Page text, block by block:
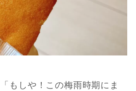
もしや！この梅雨時期にま